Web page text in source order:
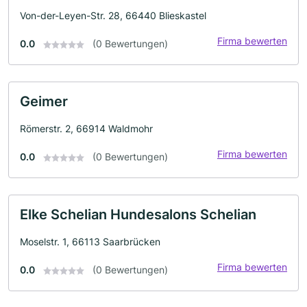
Von-der-Leyen-Str. 28, 66440 Blieskastel
0.0 (0 Bewertungen) Firma bewerten
Geimer
Römerstr. 2, 66914 Waldmohr
0.0 (0 Bewertungen) Firma bewerten
Elke Schelian Hundesalons Schelian
Moselstr. 1, 66113 Saarbrücken
0.0 (0 Bewertungen) Firma bewerten